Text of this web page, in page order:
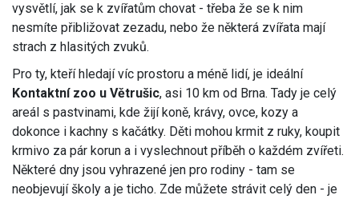
vysvětlí, jak se k zvířatům chovat - třeba že se k nim
nesmíte přibližovat zezadu, nebo že některá zvířata mají
strach z hlasitých zvuků.
Pro ty, kteří hledají víc prostoru a méně lidí, je ideální
Kontaktní zoo u Větrušic, asi 10 km od Brna. Tady je celý
areál s pastvinami, kde žijí koně, krávy, ovce, kozy a
dokonce i kachny s kačátky. Děti mohou krmit z ruky, koupit
krmivo za pár korun a i vyslechnout příběh o každém zvířeti.
Některé dny jsou vyhrazené jen pro rodiny - tam se
neobjevují školy a je ticho. Zde můžete strávit celý den - je